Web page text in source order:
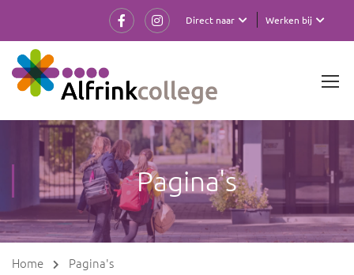
Werken bij
Direct naar
Pagina's
Home Pagina's